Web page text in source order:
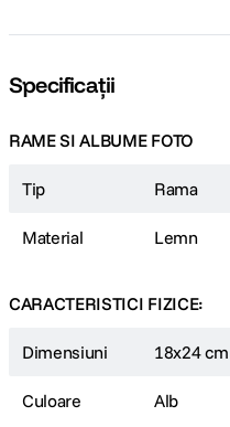
Specificații
RAME SI ALBUME FOTO
Tip Rama
Material Lemn
CARACTERISTICI FIZICE:
Dimensiuni 18x24 cm
Culoare Alb